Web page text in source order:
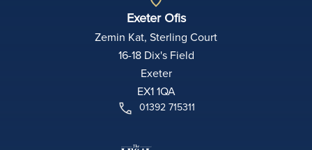
Exeter Ofis
Zemin Kat, Sterling Court
16-18 Dix's Field
Exeter
EX1 1QA
01392 715311